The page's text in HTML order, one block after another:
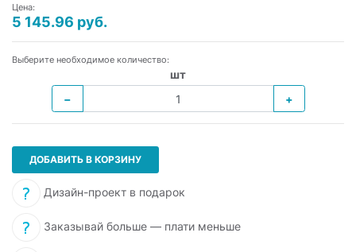
Цена:
5 145.96 руб.
Выберите необходимое количество:
шт
−
+
ДОБАВИТЬ В КОРЗИНУ
Дизайн-проект в подарок
Заказывай больше — плати меньше